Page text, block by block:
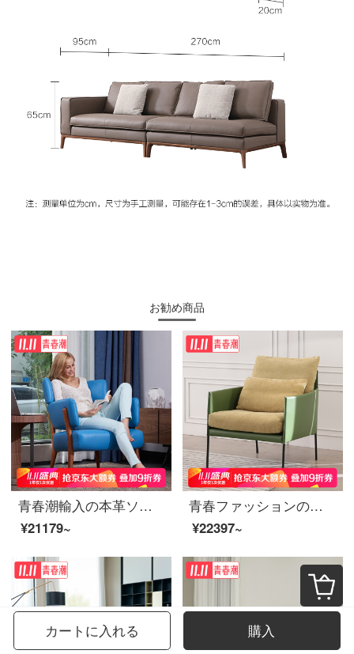
お勧め商品
青春潮輸入の本革ソファと椅子の木のソファーとレジャーチェアの黒い金の木のシングルソファーの空は青いです（3089）オーストラリアの小さい牛革
¥21179~
青春ファッションの布芸のシングルソファー北欧の簡単なソファーの椅子の小さい家型のレジャーの椅子のオフィスレジャーの椅子の軍の緑色のシングルのソファー
¥22397~
カートに入れる 購入